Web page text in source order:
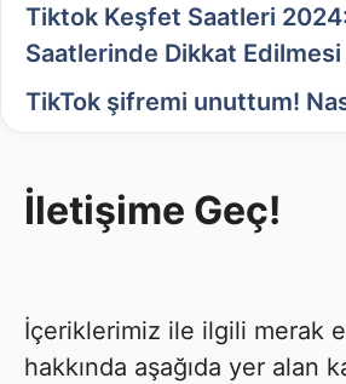
Tiktok Keşfet Saatleri
Saatlerinde Dikkat
TikTok şifremi unuttum!
İletişime Geç!
İçeriklerimiz ile ilgili merak
hakkında aşağıda yer alan